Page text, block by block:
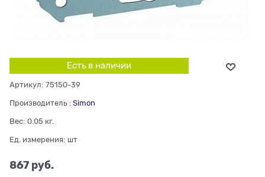
Есть в наличии
Артикул: 75150-39
Производитель : Simon
Вес: 0.05 кг.
Ед. измерения: шт
867 руб.